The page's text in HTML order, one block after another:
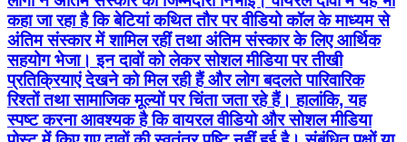
कहा जा रहा है कि बेटियां कथित तौर पर वीडियो कॉल के माध्यम से
अंतिम संस्कार में शामिल रहीं तथा अंतिम संस्कार के लिए आर्थिक
सहयोग भेजा। इन दावों को लेकर सोशल मीडिया पर तीखी
प्रतिक्रियाएं देखने को मिल रही हैं और लोग बदलते पारिवारिक
रिश्तों तथा सामाजिक मूल्यों पर चिंता जता रहे हैं। हालांकि, यह
स्पष्ट करना आवश्यक है कि वायरल वीडियो और सोशल मीडिया